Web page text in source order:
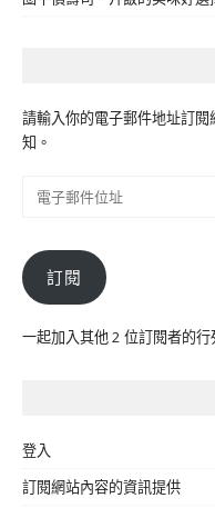
請輸入你的電子郵件地址訂
知。
件
位
訂閱
一起加入其他 2 位訂閱者的行
登入
訂閱網站內容的資訊提供